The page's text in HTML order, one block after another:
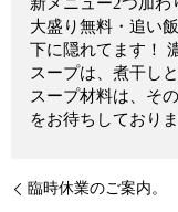
大盛り無料・追い
下に隠れてます！
スープは、煮干し
スープ材料は、そ
をお待ちしておりま
臨時休業のご案内。